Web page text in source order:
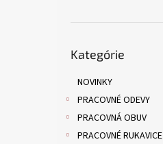
kategórie
Kategórie
NOVINKY
PRACOVNÉ ODEVY
PRACOVNÁ OBUV
PRACOVNÉ RUKAVICE